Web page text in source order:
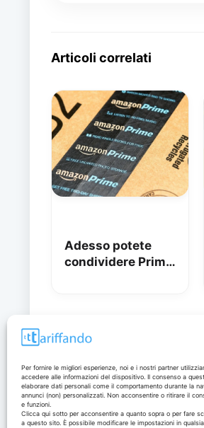
Per fornire le migliori esperienze, noi e i nostri partner
accedere alle informazioni del dispositivo. Il consenso a
elaborare dati personali come il comportamento durante la
annunci (non) personalizzati. Non acconsentire o ritirare il
e funzioni.
Clicca qui sotto per acconsentire a quanto sopra o per fare
a questo sito. È possibile modificare le impostazioni in
Articoli correlati
Adesso potete
condividere Prime
Disclaimer
I marchi citati appartengono ai
offerte segnalate possono